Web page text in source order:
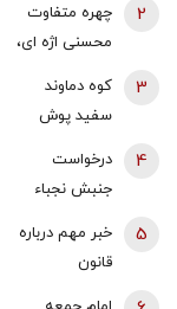
حتی یک‌بار
تجربه هم
خطرناک است
چهره متفاوت
محسنی اژه ای،
2
کوه دماوند
سفید پوش
3
درخواست
جنبش نجباء
نظامی به
عربستان/ اکرم
4
خبر مهم درباره
قانون
5